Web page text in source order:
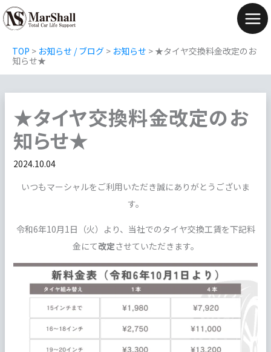
内
容
キ
ッ
TOP > お知らせ / ブログ > お知らせ > ★タイヤ交換料金改定のお
知らせ★
★タイヤ交換料金改定のお
知らせ★
2024.10.04
いつもマーシャルをご利用いただき誠にありがとうございま
す。
令和6年10月1日（火）より、当社でのタイヤ交換工賃を下記料
金にて改定させていただきます。